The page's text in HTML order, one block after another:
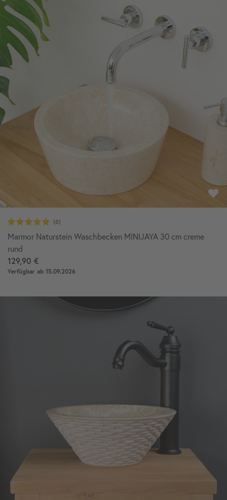
Marmor Naturstein Waschbecken MINIJAYA 30 cm creme
rund
129,90 €
Verfügbar ab 15.09.2026